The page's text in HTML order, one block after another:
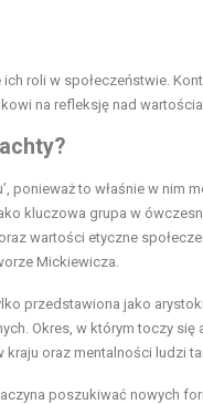
roli w społeczeństwie.
na refleksję nad
ponieważ to właśnie w nim
kluczowa grupa w
wartości etyczne
Mickiewicza.
przedstawiona jako
Okres, w którym toczy się
kraju oraz mentalności ludzi
poszukiwać nowych